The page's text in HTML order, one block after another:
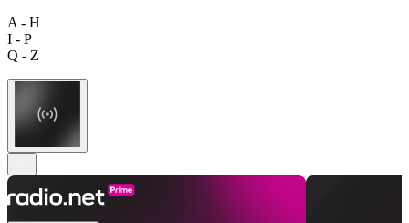
A - H
I - P
Q - Z